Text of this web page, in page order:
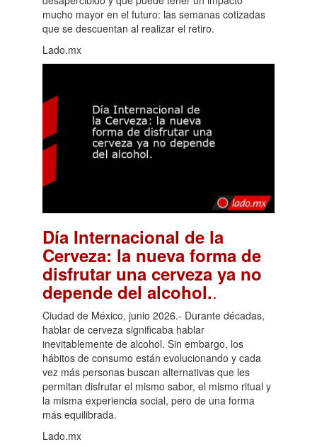
mucho mayor en el futuro: las semanas cotizadas
que se descuentan al realizar el retiro.
Lado.mx
Día Internacional de la
Cerveza: la nueva forma de
disfrutar una cerveza ya no
depende del alcohol..
Ciudad de México, junio 2026.- Durante décadas,
hablar de cerveza significaba hablar
inevitablemente de alcohol. Sin embargo, los
hábitos de consumo están evolucionando y cada
vez más personas buscan alternativas que les
permitan disfrutar el mismo sabor, el mismo ritual y
la misma experiencia social, pero de una forma
más equilibrada.
Lado.mx